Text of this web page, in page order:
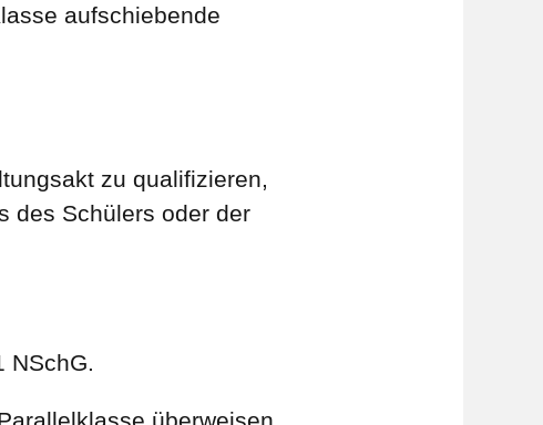
aufschiebende
zu qualifizieren,
des Schülers oder der
NSchG.
überweisen,